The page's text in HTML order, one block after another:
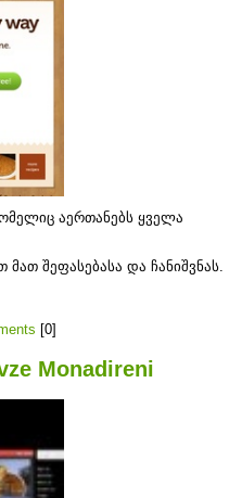
აერთანებს ყველა
შეფასებასა და ჩანიშვნას.
[0]
Monadireni